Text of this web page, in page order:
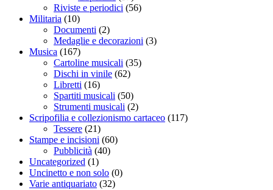
Riviste e periodici (56)
Militaria (10)
Documenti (2)
Medaglie e decorazioni (3)
Musica (167)
Cartoline musicali (35)
Dischi in vinile (62)
Libretti (16)
Spartiti musicali (50)
Strumenti musicali (2)
Scripofilia e collezionismo cartaceo (117)
Tessere (21)
Stampe e incisioni (60)
Pubblicità (40)
Uncategorized (1)
Uncinetto e non solo (0)
Varie antiquariato (32)